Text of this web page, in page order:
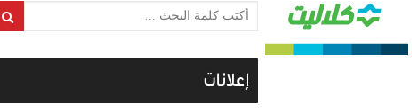
أكتب كلمة البحث ...
إعلانات